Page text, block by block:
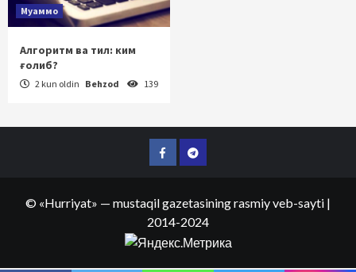
Муаммо
Алгоритм ва тил: ким
ғолиб?
2 kun oldin Behzod 139
FacebookTelegram
© «Hurriyat» — mustaqil gazetasining rasmiy veb-sayti |
2014-2024